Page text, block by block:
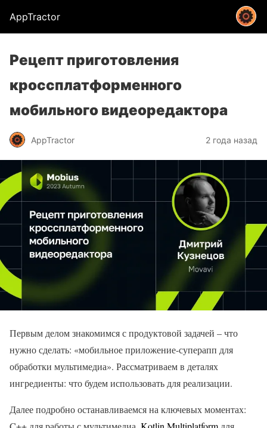
AppTractor
Рецепт приготовления
кроссплатформенного
мобильного видеоредактора
AppTractor 2 года назад
Первым делом знакомимся с продуктовой задачей – что
нужно сделать: «мобильное приложение-суперапп для
обработки мультимедиа». Рассматриваем в деталях
ингредиенты: что будем использовать для реализации.
Далее подробно останавливаемся на ключевых моментах: